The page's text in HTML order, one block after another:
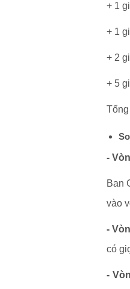
+ 1
+ 1
+ 2
+ 5
-
Ban
vào
-
có
-